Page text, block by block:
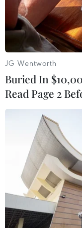
JG Wentworth
Buried In
Read Page 2